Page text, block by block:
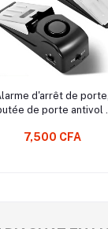
Ajouter au Panier
d'arrêt de porte,
de porte antivol |
dB | Dispositifs de
7,500 CFA